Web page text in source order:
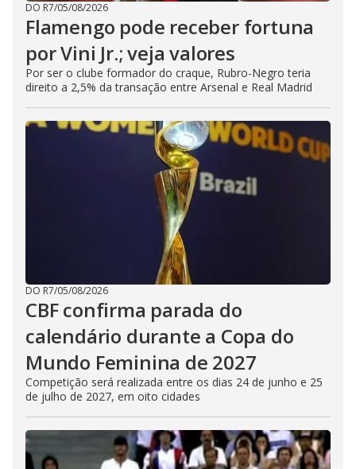
DO R7/05/08/2026
Flamengo pode receber fortuna
por Vini Jr.; veja valores
Por ser o clube formador do craque, Rubro-Negro teria
direito a 2,5% da transação entre Arsenal e Real Madrid
DO R7/05/08/2026
CBF confirma parada do
calendário durante a Copa do
Mundo Feminina de 2027
Competição será realizada entre os dias 24 de junho e 25
de julho de 2027, em oito cidades